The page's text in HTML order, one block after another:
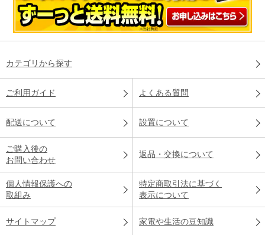
カテゴリから探す
ご利用ガイド よくある質問
配送について 設置について
ご購入後の
お問い合わせ
返品・交換について
個人情報保護への
取組み
特定商取引法に基づく
表示について
サイトマップ 家電や生活の豆知識